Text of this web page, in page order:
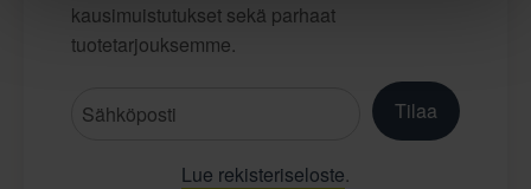
kausimuistutukset sekä parhaat
tuotetarjouksemme.
Tilaa
Lue rekisteriseloste.